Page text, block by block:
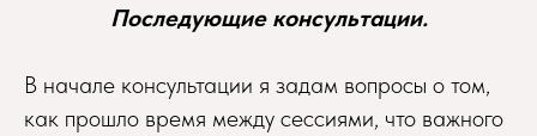
Последующие консультации.
В начале консультации я задам вопросы о том,
как прошло время между сессиями, что важного